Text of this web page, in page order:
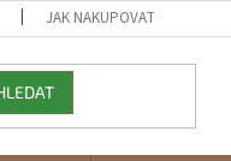
JAK NAKUPOVAT